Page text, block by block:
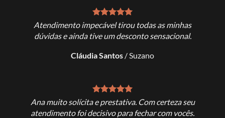
Atendimento impecável tirou todas as minhas
dúvidas e ainda tive um desconto sensacional.
Cláudia Santos /Suzano
Ana muito solícita e prestativa. Com certeza seu
atendimento foi decisivo para fechar com vocês.